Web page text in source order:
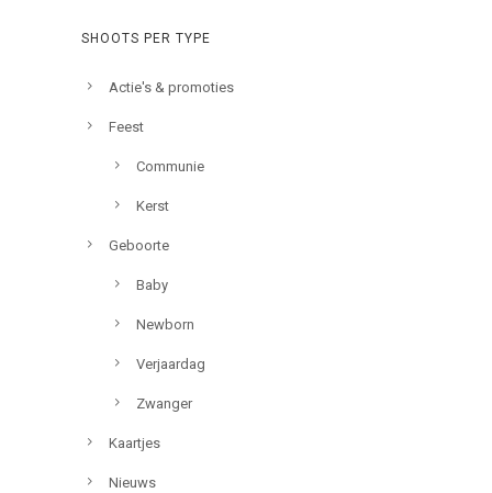
SHOOTS PER TYPE
Actie's & promoties
Feest
Communie
Kerst
Geboorte
Baby
Newborn
Verjaardag
Zwanger
Kaartjes
Nieuws